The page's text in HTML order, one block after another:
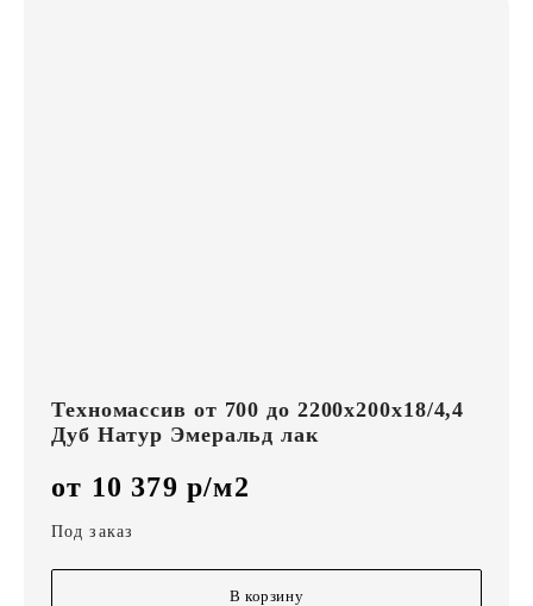
Техномассив от 700 до 2200х200х18/4,4
Дуб Натур Эмеральд лак
от 10 379 р/м2
Под заказ
В корзину